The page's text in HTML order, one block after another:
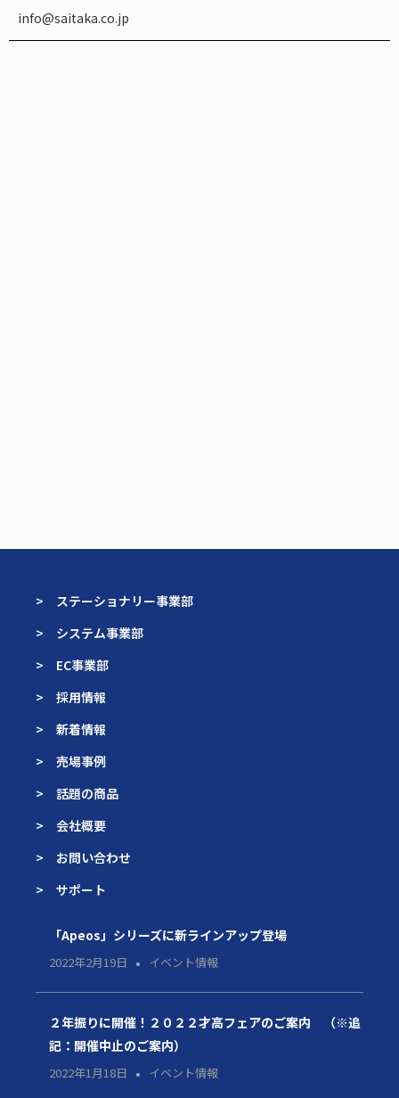
info@saitaka.co.jp
> ステーショナリー事業部
> システム事業部
> EC事業部
> 採用情報
> 新着情報
> 売場事例
> 話題の商品
> 会社概要
> お問い合わせ
> サポート
「Apeos」シリーズに新ラインアップ登場
2022年2月19日 イベント情報
２年振りに開催！２０２２才高フェアのご案内 （※追
記：開催中止のご案内）
2022年1月18日 イベント情報